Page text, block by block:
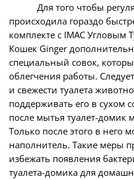
Для того чтобы
происходила гораздо
комплекте с IMAC Угловым
Кошек Ginger
специальный совок,
облегчения работы.
и свежести туалета
поддерживать его в сухом
после мытья туалет-домик
Только после этого в него
наполнитель. Такие меры
избежать появления
туалета-домика для